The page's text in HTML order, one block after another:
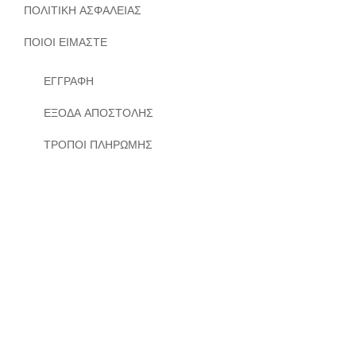
ΠΟΛΙΤΙΚΗ ΑΣΦΑΛΕΙΑΣ
ΠΟΙΟΙ ΕΙΜΑΣΤΕ
ΕΓΓΡΑΦΗ
ΕΞΟΔΑ ΑΠΟΣΤΟΛΗΣ
ΤΡΟΠΟΙ ΠΛΗΡΩΜΗΣ